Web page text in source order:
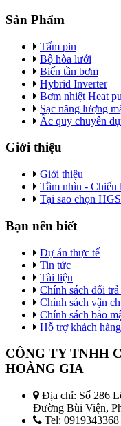
Sản Phẩm
Tấm pin
Bộ hòa lưới
Biến tần bơm
Hybrid Inverter
Bơm nhiệt Heat
Sạc năng lượng
Ắc quy chuyên
Giới thiệu
Giới thiệu
Tầm nhìn - Chiến
Tại sao chọn HGS
Bạn nên biết
Dự án thực tế
Tin tức
Tài liệu
Chính sách đổi trả
Chính sách vận
Chính sách bảo
Hỗ trợ khách hàng
CÔNG TY TNHH
HOÀNG GIA
Địa chỉ: Số 286
Đường Bùi Viện,
Tel: 0919343368